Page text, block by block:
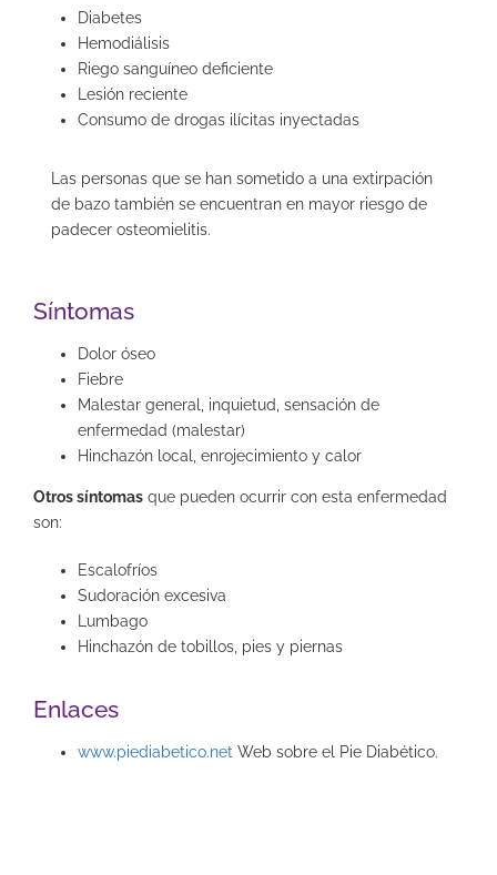
Diabetes
Hemodiálisis
Riego sanguíneo deficiente
Lesión reciente
Consumo de drogas ilícitas inyectadas
Las personas que se han sometido a una extirpación
de bazo también se encuentran en mayor riesgo de
padecer osteomielitis.
Síntomas
Dolor óseo
Fiebre
Malestar general, inquietud, sensación de
enfermedad (malestar)
Hinchazón local, enrojecimiento y calor
Otros síntomas que pueden ocurrir con esta enfermedad
son:
Escalofríos
Sudoración excesiva
Lumbago
Hinchazón de tobillos, pies y piernas
Enlaces
www.piediabetico.net Web sobre el Pie Diabético.